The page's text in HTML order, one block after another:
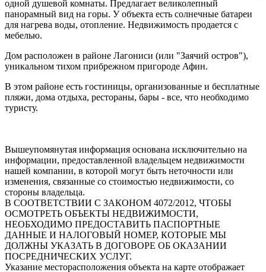
одной душевой комнаты. Предлагает великолепный
панорамный вид на горы. У объекта есть солнечные батареи
для нагрева воды, отопление. Недвижимость продается с
мебелью.
Дом расположен в районе Лагониси (или "Заячий остров"),
уникальном тихом прибрежном пригороде Афин.
В этом районе есть гостиницы, организованные и бесплатные
пляжи, дома отдыха, рестораны, бары - все, что необходимо
туристу.
Вышеупомянутая информация основана исключительно на
информации, предоставленной владельцем недвижимости
нашей компании, в которой могут быть неточности или
изменения, связанные со стоимостью недвижимости, со
стороны владельца.
В СООТВЕТСТВИИ С ЗАКОНОМ 4072/2012, ЧТОБЫ
ОСМОТРЕТЬ ОБЪЕКТЫ НЕДВИЖИМОСТИ,
НЕОБХОДИМО ПРЕДОСТАВИТЬ ПАСПОРТНЫЕ
ДАННЫЕ И НАЛОГОВЫЙ НОМЕР, КОТОРЫЕ МЫ
ДОЛЖНЫ УКАЗАТЬ В ДОГОВОРЕ ОБ ОКАЗАНИИ
ПОСРЕДНИЧЕСКИХ УСЛУГ.
Указание месторасположения объекта на карте отображает